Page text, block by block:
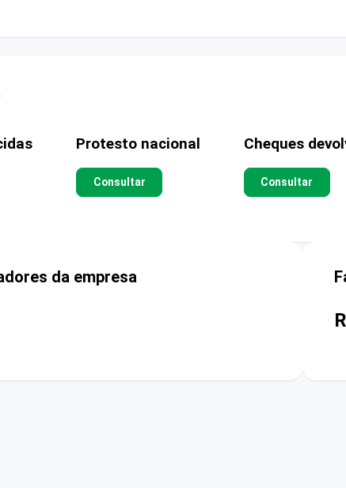
Protesto nacional
Consultar
Cheques
Consultar
da empresa